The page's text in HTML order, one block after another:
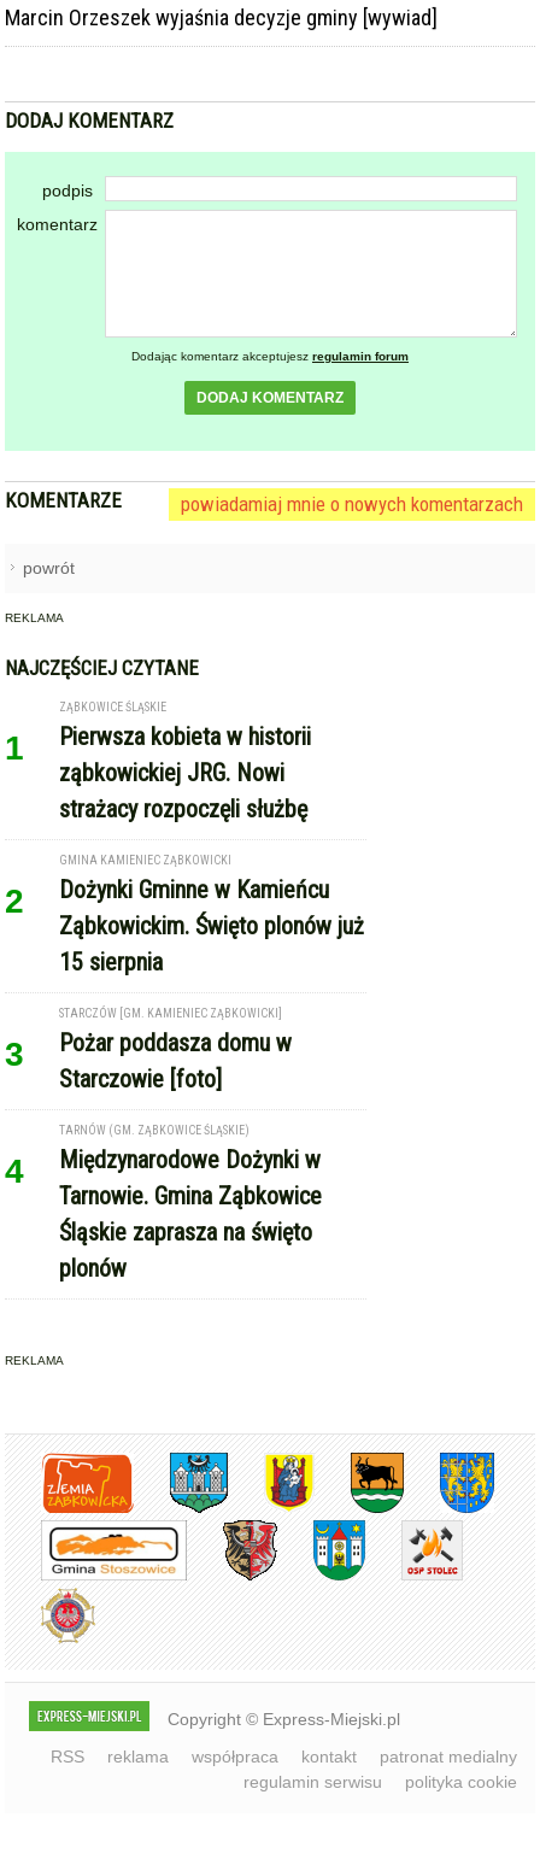
Marcin Orzeszek wyjaśnia decyzje gminy [wywiad]
DODAJ KOMENTARZ
podpis
komentarz
Dodając komentarz akceptujesz regulamin forum
DODAJ KOMENTARZ
KOMENTARZE powiadamiaj mnie o nowych komentarzach
powrót
REKLAMA
NAJCZĘŚCIEJ CZYTANE
1
ZĄBKOWICE ŚLĄSKIE
Pierwsza kobieta w historii
ząbkowickiej JRG. Nowi
strażacy rozpoczęli służbę
2
GMINA KAMIENIEC ZĄBKOWICKI
Dożynki Gminne w Kamieńcu
Ząbkowickim. Święto plonów już
15 sierpnia
3
STARCZÓW [GM. KAMIENIEC ZĄBKOWICKI]
Pożar poddasza domu w
Starczowie [foto]
4
TARNÓW (GM. ZĄBKOWICE ŚLĄSKIE)
Międzynarodowe Dożynki w
Tarnowie. Gmina Ząbkowice
Śląskie zaprasza na święto
plonów
REKLAMA
Copyright © Express-Miejski.pl
RSS
reklama współpraca kontakt
patronat medialny
regulamin serwisu
polityka cookie